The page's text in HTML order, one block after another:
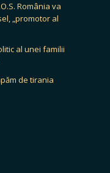
România va
„promotor al
al unei familii
de tirania